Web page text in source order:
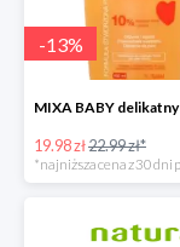
-13%
19.98 zł22.99 zł*